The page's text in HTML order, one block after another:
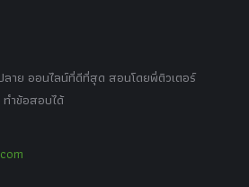
ลาย ออนไลน์ที่ดีที่สุด สอนโดยพี่ติวเตอร์
ำข้อสอบได้